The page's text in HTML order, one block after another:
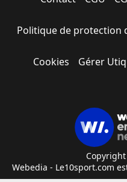
Politique de protection
Cookies Gérer Utiq
Webedia - Le10sport.com